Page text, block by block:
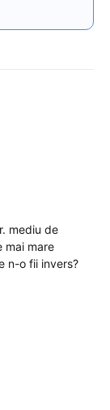
mediu de
mai mare
n-o fii invers?